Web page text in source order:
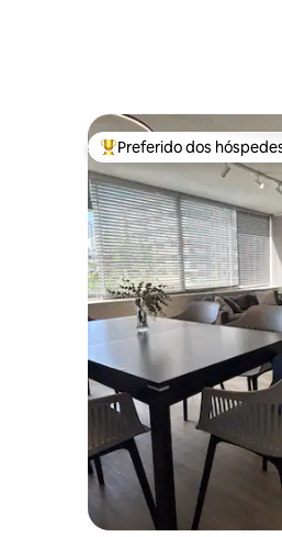
Entre os melhores
Preferido dos